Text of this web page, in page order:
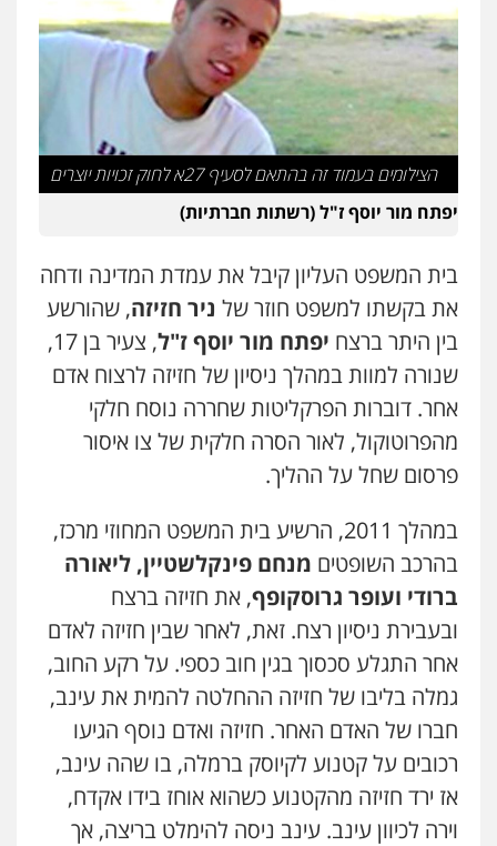
גיא זהבי משרד עורכי דין
פלילי משפחה
503456449
עו"ד איהאב ג'לג'ולי
פלילי מעצרים וחקירות עורכי דין לענייני
אסירים
אייל בן שושן, עורך דין פלילי
פשיעה חמורה
נוער רישום פלילי
0522763105
עו"ד שלומי שרון
מעצרים וחקירות
0547342002
עו"ד אלון קריטי
פלילי כלכלי אלימות סמים מעצרים
0525544654
עו"ד דפנה לביא
0507206063
עו"ד זוהר ארבל
פלילי פשיעה חמורה מעצרים וחקירות
הצילומים בעמוד זה בהתאם לסעיף 27א לחוק זכויות יוצרים
יפתח מור יוסף ז"ל (רשתות חברתיות)
בית המשפט העליון קיבל את עמדת המדינה ודחה
את בקשתו למשפט חוזר של ניר חזיזה, שהורשע
בין היתר ברצח יפתח מור יוסף ז"ל
, צעיר בן 17,
שנורה למוות במהלך ניסיון של חזיזה לרצוח אדם
אחר. דוברות הפרקליטות שחררה נוסח חלקי
מהפרוטוקול, לאור הסרה חלקית של צו איסור
פרסום שחל על ההליך.
במהלך 2011, הרשיע בית המשפט המחוזי מרכז,
בהרכב השופטים מנחם פינקלשטיין, ליאורה
ברודי ועופר גרוסקופף, את חזיזה ברצח
ובעבירת ניסיון רצח. זאת, לאחר שבין חזיזה לאדם
אחר התגלע סכסוך בגין חוב כספי. על רקע החוב,
גמלה בליבו של חזיזה ההחלטה להמית את עינב,
חברו של האדם האחר. חזיזה ואדם נוסף הגיעו
רכובים על קטנוע לקיוסק ברמלה, בו שהה עינב,
אז ירד חזיזה מהקטנוע כשהוא אוחז בידו אקדח,
וירה לכיוון עינב. עינב ניסה להימלט בריצה, אך